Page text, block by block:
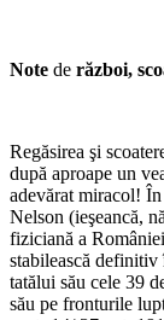
Note de război,
Regăsirea şi
după aproape un
adevărat miracol!
Nelson (ieşeancă,
fiziciană a
stabilească
tatălui său cele 39
său pe fronturile